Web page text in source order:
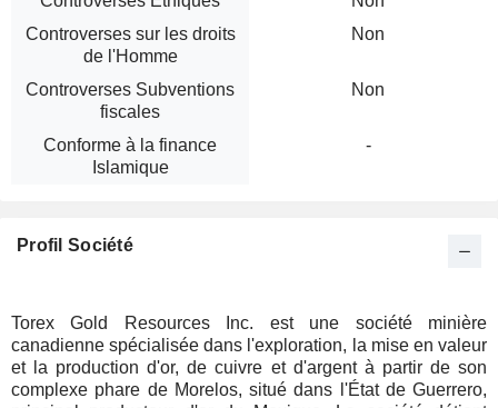
Controverses sur les droits
de l'Homme
Non
Controverses Subventions
fiscales
Non
Conforme à la finance
Islamique
-
Profil Société
Torex Gold Resources Inc. est une société minière
canadienne spécialisée dans l'exploration, la mise en valeur
et la production d'or, de cuivre et d'argent à partir de son
complexe phare de Morelos, situé dans l'État de Guerrero,